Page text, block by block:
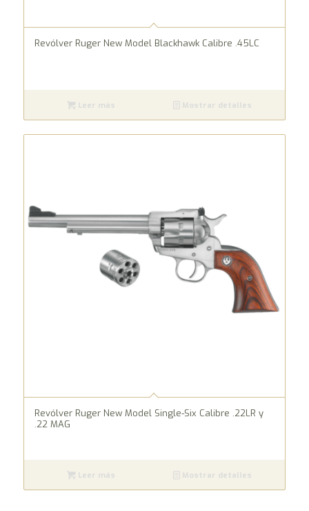
Revólver Ruger New Model Blackhawk Calibre .45LC
Leer más Mostrar detalles
Revólver Ruger New Model Single-Six Calibre .22LR y
.22 MAG
Leer más Mostrar detalles